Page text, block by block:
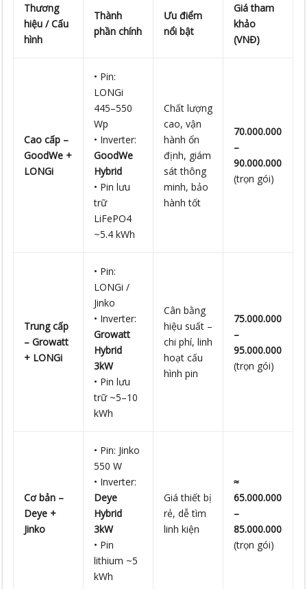
Thương
hiệu / Cấu
hình
Thành
phần chính
Ưu điểm
nổi bật
Giá tham
khảo
(VNĐ)
Cao cấp –
GoodWe +
LONGi
• Pin:
LONGi
445–550
Wp
• Inverter:
GoodWe
Hybrid
• Pin lưu
trữ
LiFePO4
~5.4 kWh
Chất lượng
cao, vận
hành ổn
định, giám
sát thông
minh, bảo
hành tốt
70.000.000
–
90.000.000
(trọn gói)
Trung cấp
– Growatt
+ LONGi
• Pin:
LONGi /
Jinko
• Inverter:
Growatt
Hybrid
3kW
• Pin lưu
trữ ~5–10
kWh
Cân bằng
hiệu suất –
chi phí, linh
hoạt cấu
hình pin
75.000.000
–
95.000.000
(trọn gói)
Cơ bản –
Deye +
Jinko
• Pin: Jinko
550 W
• Inverter:
Deye
Hybrid
3kW
• Pin
lithium ~5
kWh
Giá thiết bị
rẻ, dễ tìm
linh kiện
≈
65.000.000
–
85.000.000
(trọn gói)